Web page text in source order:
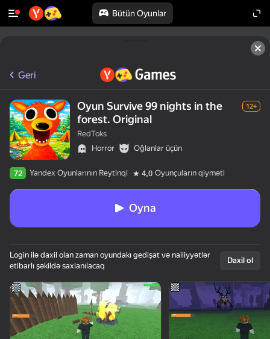
Bütün Oyunlar
Cihazı döndərin
Oyun yalnız üfüqi
rejimdə işləyir
Geri
Oyun Survive 99 nights in the
forest. Original
12+
RedToks
Horror
Oğlanlar üçün
72 Yandex Oyunlarının Reytinqi 4,0 Oyunçuların qiyməti
Oyna
Login ilə daxil olan zaman oyundakı gedişat və nailiyyətlər
etibarlı şəkildə saxlanılacaq
Daxil ol